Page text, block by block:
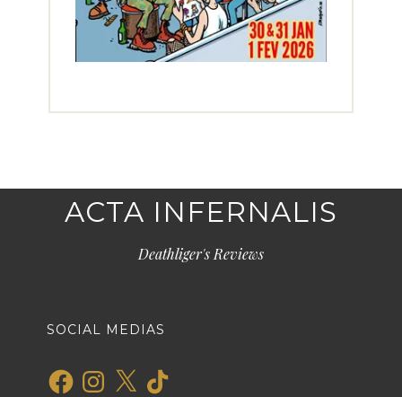
ACTA INFERNALIS
Deathliger's Reviews
SOCIAL MEDIAS
FacebookInstagram
X TikTok